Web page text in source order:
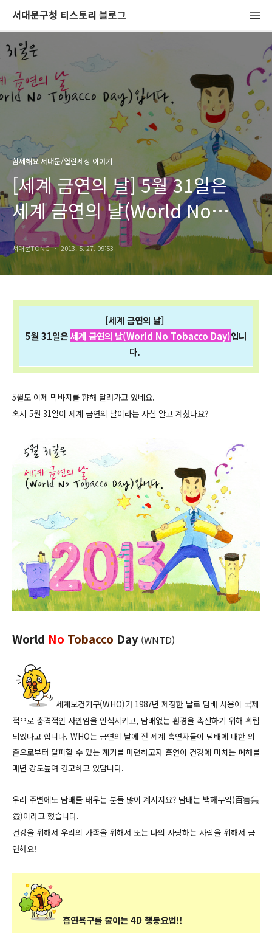
서대문구청 티스토리 블로그
함께해요 서대문/열린세상 이야기
[세계 금연의 날] 5월 31일은
세계 금연의 날(World No
Tobacco Day)입니다.
서대문TONG 2013. 5. 27. 09:53
[세계 금연의 날]
5월 31일은세계 금연의 날(World No Tobacco Day)입니
다.
5월도 이제 막바지를 향해 달려가고 있네요.
혹시 5월 31일이 세계 금연의 날이라는 사실 알고 계셨나요?
World No Tobacco Day (WNTD)
세계보건기구(WHO)가 1987년 제정한 날로 담배 사용이 국제
적으로 충격적인 사안임을 인식시키고, 담배없는 환경을 촉진하기 위해 확립
되었다고 합니다. WHO는 금연의 날에 전 세계 흡연자들이 담배에 대한 의
존으로부터 탈피할 수 있는 계기를 마련하고자 흡연이 건강에 미치는 폐해를
매년 강도높여 경고하고 있답니다.
우리 주변에도 담배를 태우는 분들 많이 계시지요? 담배는 백해무익(百害無
益)이라고 했습니다.
건강을 위해서 우리의 가족을 위해서 또는 나의 사랑하는 사람을 위해서 금
연해요!
흡연욕구를 줄이는 4D 행동요법!!